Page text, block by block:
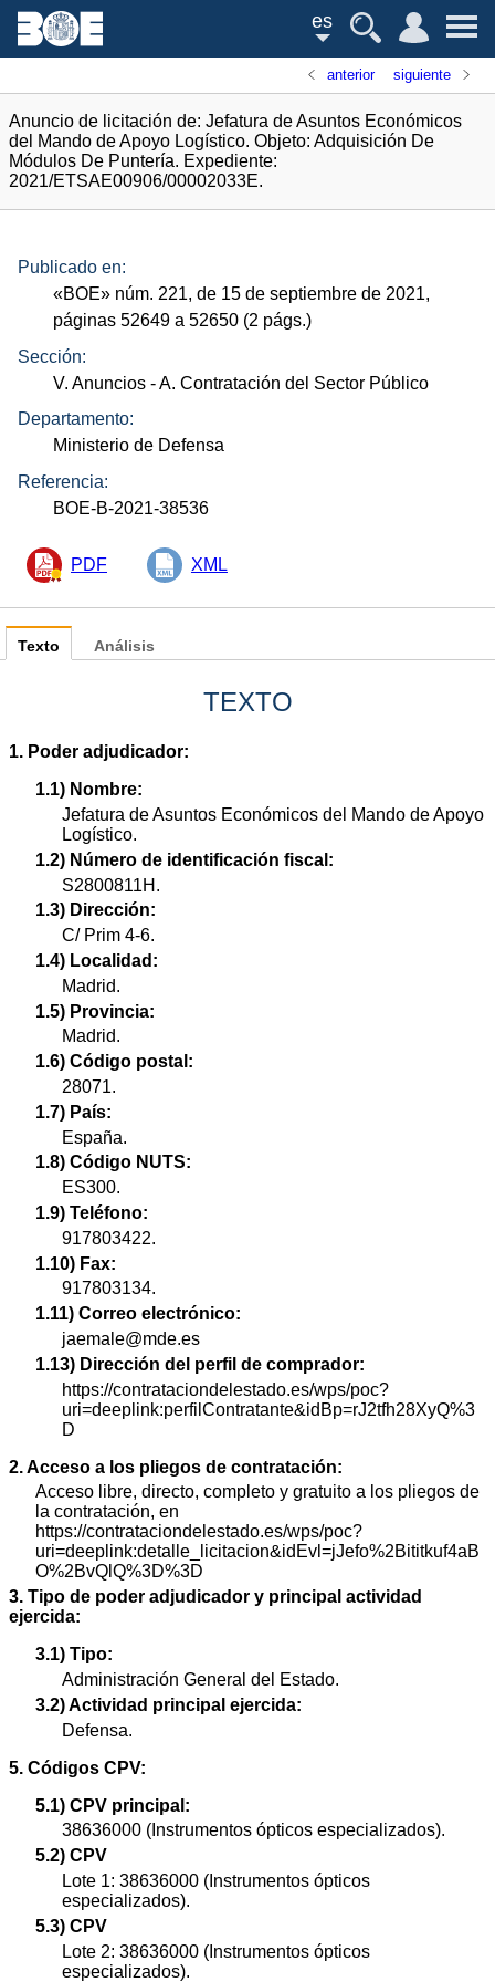
es
anterior siguiente
Anuncio de licitación de: Jefatura de Asuntos Económicos
del Mando de Apoyo Logístico. Objeto: Adquisición De
Módulos De Puntería. Expediente:
2021/ETSAE00906/00002033E.
Publicado en:
«BOE» núm. 221, de 15 de septiembre de 2021,
páginas 52649 a 52650 (2 págs.)
Sección:
V. Anuncios - A. Contratación del Sector Público
Departamento:
Ministerio de Defensa
Referencia:
BOE-B-2021-38536
PDF XML
Texto
TEXTO
1. Poder adjudicador:
1.1) Nombre:
Jefatura de Asuntos Económicos del Mando de Apoyo
Logístico.
1.2) Número de identificación fiscal:
S2800811H.
1.3) Dirección:
C/ Prim 4-6.
1.4) Localidad:
Madrid.
1.5) Provincia:
Madrid.
1.6) Código postal:
28071.
1.7) País:
España.
1.8) Código NUTS:
ES300.
1.9) Teléfono:
917803422.
1.10) Fax:
917803134.
1.11) Correo electrónico:
jaemale@mde.es
1.13) Dirección del perfil de comprador:
https://contrataciondelestado.es/wps/poc?
uri=deeplink:perfilContratante&idBp=rJ2tfh28XyQ%3
D
2. Acceso a los pliegos de contratación:
Acceso libre, directo, completo y gratuito a los pliegos de
la contratación, en
https://contrataciondelestado.es/wps/poc?
uri=deeplink:detalle_licitacion&idEvl=jJefo%2Bititkuf4aB
O%2BvQlQ%3D%3D
3. Tipo de poder adjudicador y principal actividad
ejercida:
3.1) Tipo:
Administración General del Estado.
3.2) Actividad principal ejercida:
Defensa.
5. Códigos CPV:
5.1) CPV principal:
38636000 (Instrumentos ópticos especializados).
5.2) CPV
Lote 1: 38636000 (Instrumentos ópticos
especializados).
5.3) CPV
Lote 2: 38636000 (Instrumentos ópticos
especializados).
Análisis